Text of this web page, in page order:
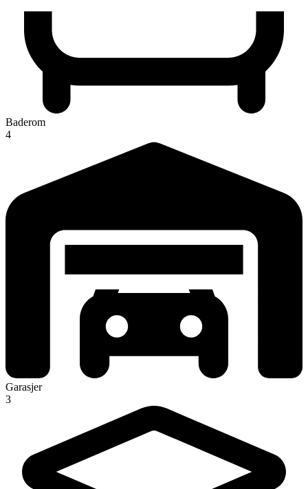
Baderom
4
Garasjer
3